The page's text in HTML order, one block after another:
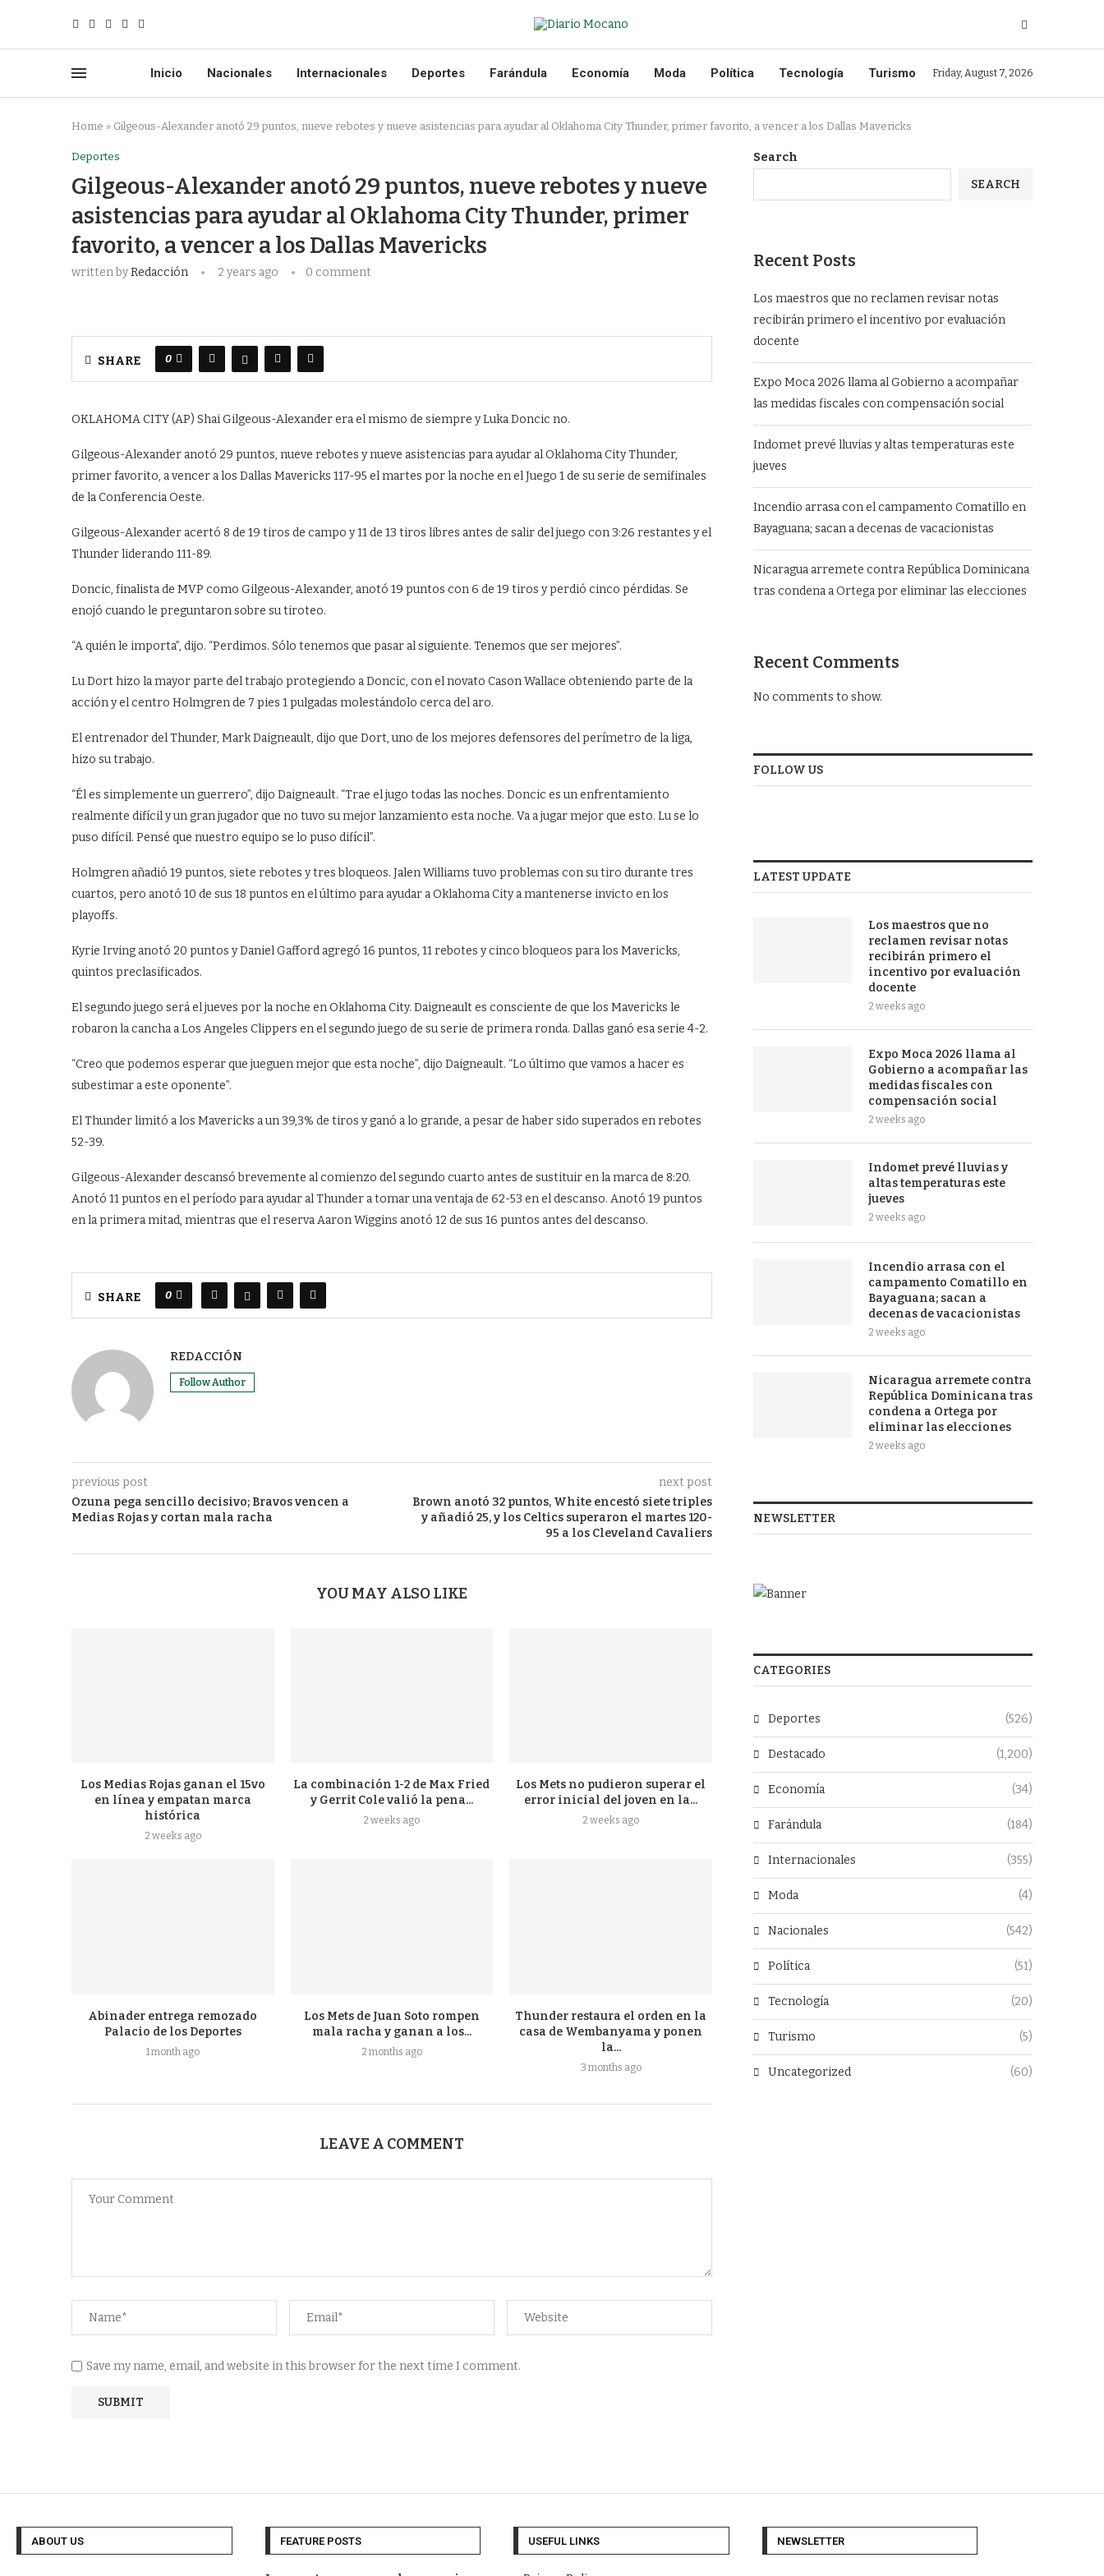
Inicio Nacionales Internacionales Deportes Farándula Economía Moda Política Tecnología Turismo Friday, August 7, 2026
Home » Gilgeous-Alexander anotó 29 puntos, nueve rebotes y nueve asistencias para ayudar al Oklahoma City Thunder, primer favorito, a vencer a los Dallas Mavericks
Deportes
Gilgeous-Alexander anotó 29 puntos, nueve rebotes y nueve
asistencias para ayudar al Oklahoma City Thunder, primer
favorito, a vencer a los Dallas Mavericks
written byRedacción 2 years ago 0 comment
SHARE 0
OKLAHOMA CITY (AP) Shai Gilgeous-Alexander era el mismo de siempre y Luka Doncic no.
Gilgeous-Alexander anotó 29 puntos, nueve rebotes y nueve asistencias para ayudar al Oklahoma City Thunder,
primer favorito, a vencer a los Dallas Mavericks 117-95 el martes por la noche en el Juego 1 de su serie de semifinales
de la Conferencia Oeste.
Gilgeous-Alexander acertó 8 de 19 tiros de campo y 11 de 13 tiros libres antes de salir del juego con 3:26 restantes y el
Thunder liderando 111-89.
Doncic, finalista de MVP como Gilgeous-Alexander, anotó 19 puntos con 6 de 19 tiros y perdió cinco pérdidas. Se
enojó cuando le preguntaron sobre su tiroteo.
“A quién le importa”, dijo. “Perdimos. Sólo tenemos que pasar al siguiente. Tenemos que ser mejores”.
Lu Dort hizo la mayor parte del trabajo protegiendo a Doncic, con el novato Cason Wallace obteniendo parte de la
acción y el centro Holmgren de 7 pies 1 pulgadas molestándolo cerca del aro.
El entrenador del Thunder, Mark Daigneault, dijo que Dort, uno de los mejores defensores del perímetro de la liga,
hizo su trabajo.
“Él es simplemente un guerrero”, dijo Daigneault. “Trae el jugo todas las noches. Doncic es un enfrentamiento
realmente difícil y un gran jugador que no tuvo su mejor lanzamiento esta noche. Va a jugar mejor que esto. Lu se lo
puso difícil. Pensé que nuestro equipo se lo puso difícil”.
Holmgren añadió 19 puntos, siete rebotes y tres bloqueos. Jalen Williams tuvo problemas con su tiro durante tres
cuartos, pero anotó 10 de sus 18 puntos en el último para ayudar a Oklahoma City a mantenerse invicto en los
playoffs.
Kyrie Irving anotó 20 puntos y Daniel Gafford agregó 16 puntos, 11 rebotes y cinco bloqueos para los Mavericks,
quintos preclasificados.
El segundo juego será el jueves por la noche en Oklahoma City. Daigneault es consciente de que los Mavericks le
robaron la cancha a Los Angeles Clippers en el segundo juego de su serie de primera ronda. Dallas ganó esa serie 4-2.
“Creo que podemos esperar que jueguen mejor que esta noche”, dijo Daigneault. “Lo último que vamos a hacer es
subestimar a este oponente”.
El Thunder limitó a los Mavericks a un 39,3% de tiros y ganó a lo grande, a pesar de haber sido superados en rebotes
52-39.
Gilgeous-Alexander descansó brevemente al comienzo del segundo cuarto antes de sustituir en la marca de 8:20.
Anotó 11 puntos en el período para ayudar al Thunder a tomar una ventaja de 62-53 en el descanso. Anotó 19 puntos
en la primera mitad, mientras que el reserva Aaron Wiggins anotó 12 de sus 16 puntos antes del descanso.
SHARE 0
REDACCIÓN
Follow Author
previous post
Ozuna pega sencillo decisivo; Bravos vencen a
Medias Rojas y cortan mala racha
next post
Brown anotó 32 puntos, White encestó siete triples
y añadió 25, y los Celtics superaron el martes 120-
95 a los Cleveland Cavaliers
YOU MAY ALSO LIKE
Los Medias Rojas ganan el 15vo
en línea y empatan marca
histórica
2 weeks ago
La combinación 1-2 de Max Fried
y Gerrit Cole valió la pena...
2 weeks ago
Los Mets no pudieron superar el
error inicial del joven en la...
2 weeks ago
Abinader entrega remozado
Palacio de los Deportes
1 month ago
Los Mets de Juan Soto rompen
mala racha y ganan a los...
2 months ago
Thunder restaura el orden en la
casa de Wembanyama y ponen
la...
3 months ago
LEAVE A COMMENT
Save my name, email, and website in this browser for the next time I comment.
Search
SEARCH
Recent Posts
Los maestros que no reclamen revisar notas
recibirán primero el incentivo por evaluación
docente
Expo Moca 2026 llama al Gobierno a acompañar
las medidas fiscales con compensación social
Indomet prevé lluvias y altas temperaturas este
jueves
Incendio arrasa con el campamento Comatillo en
Bayaguana; sacan a decenas de vacacionistas
Nicaragua arremete contra República Dominicana
tras condena a Ortega por eliminar las elecciones
Recent Comments
No comments to show.
FOLLOW US
LATEST UPDATE
Los maestros que no
reclamen revisar notas
recibirán primero el
incentivo por evaluación
docente
2 weeks ago
Expo Moca 2026 llama al
Gobierno a acompañar las
medidas fiscales con
compensación social
2 weeks ago
Indomet prevé lluvias y
altas temperaturas este
jueves
2 weeks ago
Incendio arrasa con el
campamento Comatillo en
Bayaguana; sacan a
decenas de vacacionistas
2 weeks ago
Nicaragua arremete contra
República Dominicana tras
condena a Ortega por
eliminar las elecciones
2 weeks ago
NEWSLETTER
CATEGORIES
Deportes (526)
Destacado (1,200)
Economía (34)
Farándula (184)
Internacionales (355)
Moda (4)
Nacionales (542)
Política (51)
Tecnología (20)
Turismo (5)
Uncategorized (60)
ABOUT US FEATURE POSTS USEFUL LINKS NEWSLETTER